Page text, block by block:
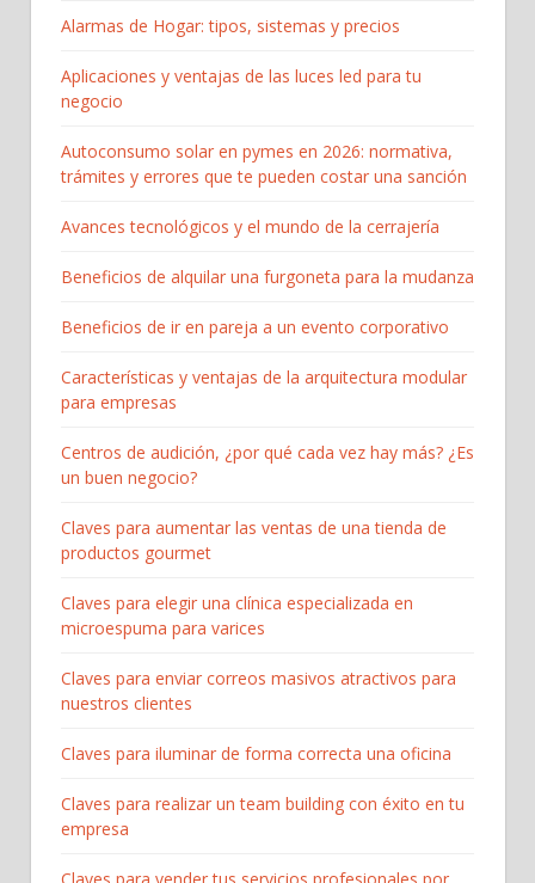
Alarmas de Hogar: tipos, sistemas y precios
Aplicaciones y ventajas de las luces led para tu
negocio
Autoconsumo solar en pymes en 2026: normativa,
trámites y errores que te pueden costar una sanción
Avances tecnológicos y el mundo de la cerrajería
Beneficios de alquilar una furgoneta para la mudanza
Beneficios de ir en pareja a un evento corporativo
Características y ventajas de la arquitectura modular
para empresas
Centros de audición, ¿por qué cada vez hay más? ¿Es
un buen negocio?
Claves para aumentar las ventas de una tienda de
productos gourmet
Claves para elegir una clínica especializada en
microespuma para varices
Claves para enviar correos masivos atractivos para
nuestros clientes
Claves para iluminar de forma correcta una oficina
Claves para realizar un team building con éxito en tu
empresa